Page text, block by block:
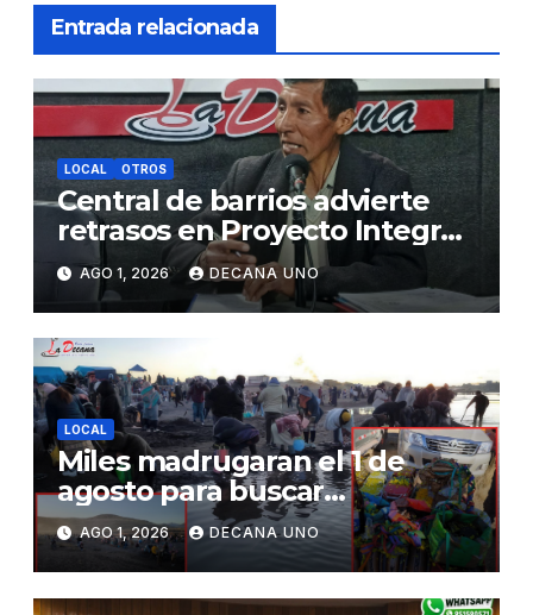
Entrada relacionada
LOCAL OTROS
Central de barrios advierte
retrasos en Proyecto Integral
de Agua y Alcantarillado para
Juliaca
AGO 1, 2026 DECANA UNO
LOCAL
Miles madrugaran el 1 de
agosto para buscar
piedrecillas en los ríos y
realizar la challa por la
riqueza y la prosperidad
AGO 1, 2026 DECANA UNO